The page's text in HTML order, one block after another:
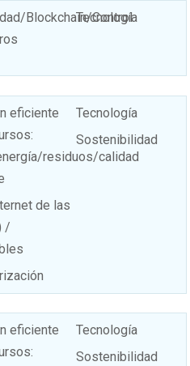
Blockchain/Control
Tecnología
eficiente
residuos/calidad
de las
/
Tecnología
Sostenibilidad
eficiente
Tecnología
Sostenibilidad